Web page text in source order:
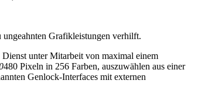
Grafikleistungen verhilft.
unter Mitarbeit von maximal einem
480 Pixeln in 256 Farben, auszuwählen aus einer
Genlock-Interfaces mit externen